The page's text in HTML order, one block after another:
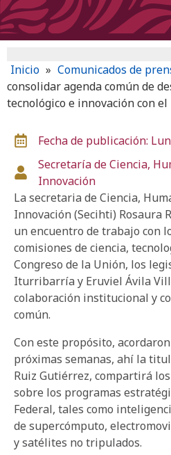
Inicio » Comunicados de
consolidar agenda común de
tecnológico e innovación con
Fecha de publicación:
Secretaría de Ciencia,
Innovación
La secretaria de Ciencia,
Innovación (Secihti) Rosaura
un encuentro de trabajo con
comisiones de ciencia,
Congreso de la Unión, los
Iturribarría y Eruviel Ávila
colaboración institucional y
común.
Con este propósito,
próximas semanas, ahí la
Ruiz Gutiérrez, compartirá
sobre los programas
Federal, tales como
de supercómputo,
y satélites no tripulados.